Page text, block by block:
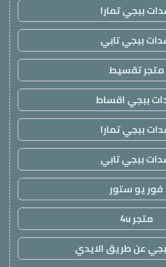
ببجي تمارا
ببجي تابي
متجر تقسيط
ببجي اقساط
ببجي تمارا
ببجي تابي
فور يو ستور
متجر 4u
عن طريق الايدي